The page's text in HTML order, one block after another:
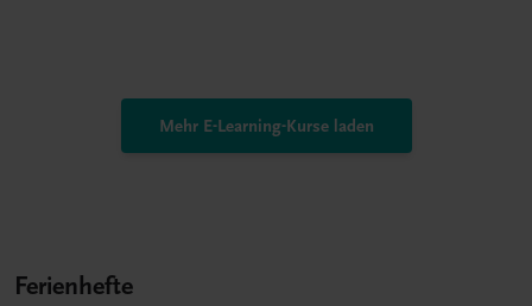
Mehr E-Learning-Kurse laden
Ferienhefte